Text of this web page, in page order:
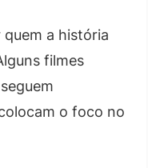
a história
filmes
o foco no